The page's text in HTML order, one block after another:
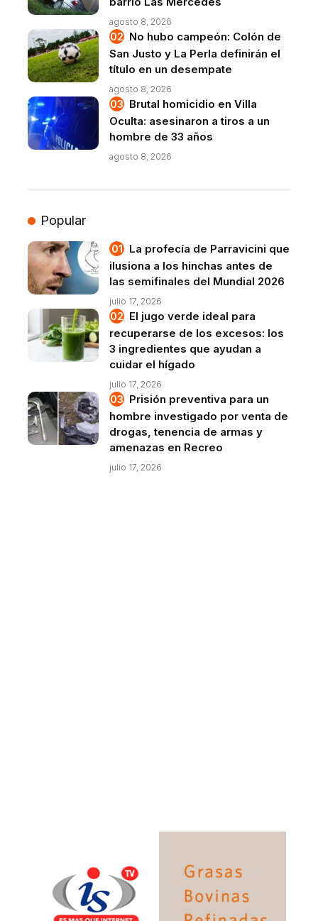
agosto 8, 2026
No hubo campeón: Colón de
San Justo y La Perla definirán el
título en un desempate
agosto 8, 2026
Brutal homicidio en Villa
Oculta: asesinaron a tiros a un
hombre de 33 años
agosto 8, 2026
Popular
La profecía de Parravicini que
ilusiona a los hinchas antes de
las semifinales del Mundial 2026
julio 17, 2026
El jugo verde ideal para
recuperarse de los excesos: los
3 ingredientes que ayudan a
cuidar el hígado
julio 17, 2026
Prisión preventiva para un
hombre investigado por venta de
drogas, tenencia de armas y
amenazas en Recreo
julio 17, 2026